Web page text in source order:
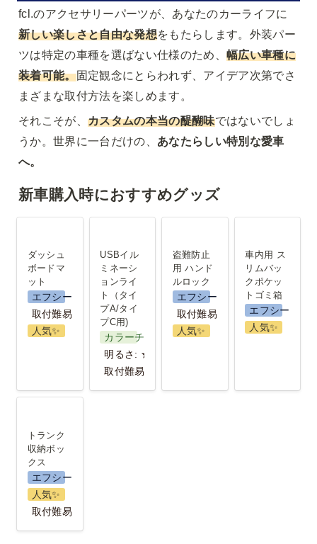
fcl.のアクセサリーパーツが、あなたのカーライフに
新しい楽しさと自由な発想をもたらします。外装パー
ツは特定の車種を選ばない仕様のため、 幅広い車種に
装着可能。固定観念にとらわれず、アイデア次第でさ
まざまな取付方法を楽しめます。
それこそが、 カスタムの本当の醍醐味ではないでしょ
うか。世界に一台だけの、 あなたらしい特別な愛車
へ。
新車購入時におすすめグッズ
ードマット
ダッシュ
ボードマ
ット
エフシーエル
取付難易度：★
人気✨️
ネーション
ライト（タ
イプA/タイ
プC用)
USBイル
ミネーシ
ョンライ
ト（タイ
プA/タイ
プC用)
カラーチェンジ
明るさ: ★
取付難易度：★
ハンドルロ
ック
盗難防止
用 ハンド
ルロック
エフシーエル
取付難易度：★
人気✨️
ムバックポ
ケットゴミ
車内用 ス
リムバッ
クポケッ
トゴミ箱
エフシーエル
人気✨️
トランク
収納ボッ
クス
エフシーエル
人気✨️
取付難易度：★